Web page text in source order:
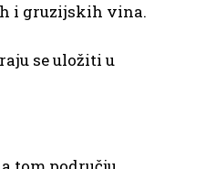
i gruzijskih vina.
se uložiti u